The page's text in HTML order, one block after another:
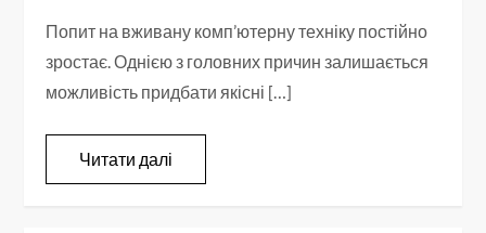
Попит на вживану комп’ютерну техніку постійно
зростає. Однією з головних причин залишається
можливість придбати якісні […]
Читати далі